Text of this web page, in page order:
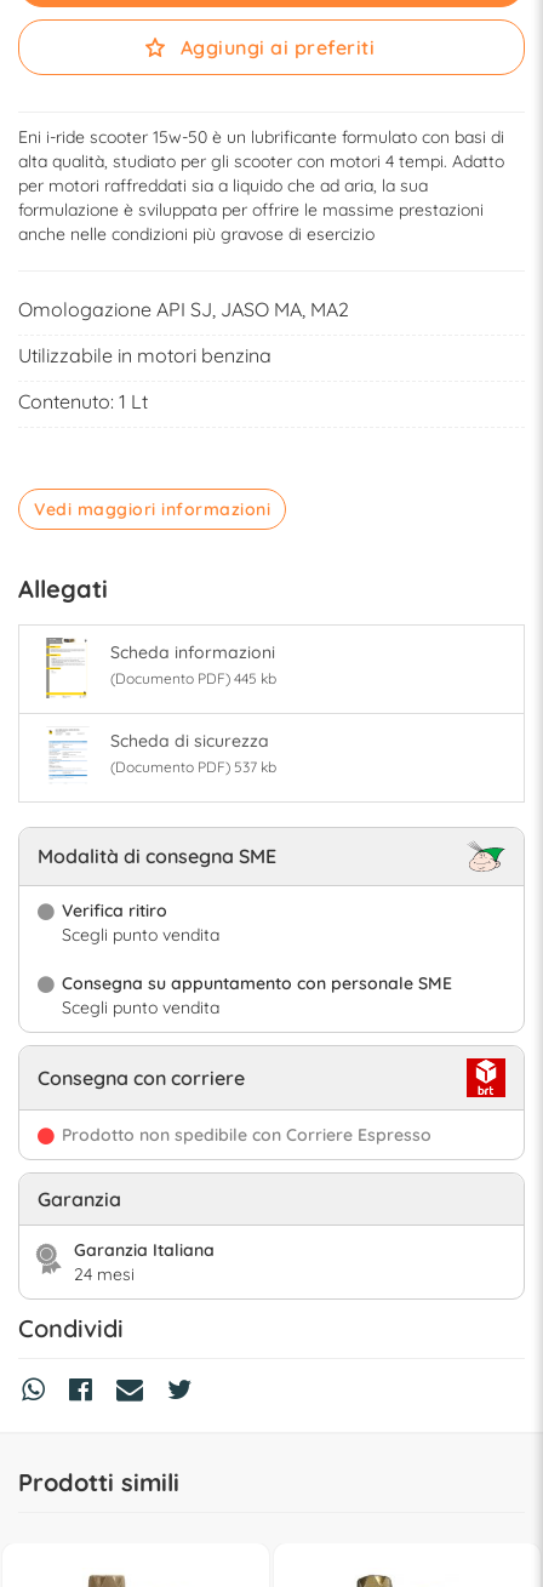
Aggiungi ai preferiti
Eni i-ride scooter 15w-50 è un lubrificante formulato con basi di
alta qualità, studiato per gli scooter con motori 4 tempi. Adatto
per motori raffreddati sia a liquido che ad aria, la sua
formulazione è sviluppata per offrire le massime prestazioni
anche nelle condizioni più gravose di esercizio
Omologazione API SJ, JASO MA, MA2
Utilizzabile in motori benzina
Contenuto: 1 Lt
Vedi maggiori informazioni
Allegati
Scheda informazioni
(Documento PDF) 445 kb
Scheda di sicurezza
(Documento PDF) 537 kb
Modalità di consegna SME
Verifica ritiro
Scegli punto vendita
Consegna su appuntamento con personale SME
Scegli punto vendita
Consegna con corriere
Prodotto non spedibile con Corriere Espresso
Garanzia
Garanzia Italiana
24 mesi
Condividi
Prodotti simili